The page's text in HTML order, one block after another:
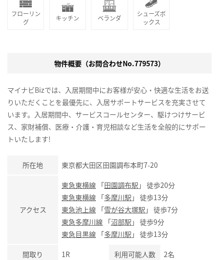
フローリン
グ
キッチン ベランダ
シューズボ
ックス
物件概要（お問合わせNo.779573）
マイナビBizでは、入居期間中にお客様が安心・快適な生活をお送
りいただくことを最優先に、入居サポートサービスを充実させて
います。入居期間中、サービスコールセンター、駆けつけサービ
ス、家財補償、医療・介護・育児相談など生活を全般的にサポー
トいたします!
所在地 東京都大田区田園調布本町7-20
アクセス
東急東横線 「田園調布駅 」 徒歩20分
東急東横線 「多摩川駅 」 徒歩13分
東急池上線 「雪が谷大塚駅 」 徒歩7分
東急多摩川線 「沼部駅 」 徒歩9分
東急目黒線 「多摩川駅 」 徒歩13分
間取り 1R 利用可能人数 2名